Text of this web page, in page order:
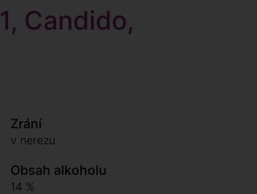
Candido,
Zrání
v nerezu
Obsah alkoholu
14 %